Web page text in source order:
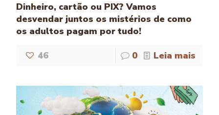
Dinheiro, cartão ou PIX? Vamos
desvendar juntos os mistérios de como
os adultos pagam por tudo!
46 0 Leia mais